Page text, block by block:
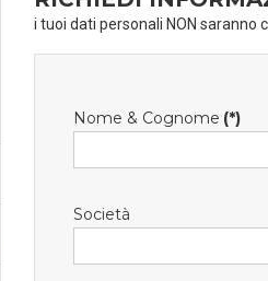
i tuoi dati personali NON saranno
Nome & Cognome (*)
Società